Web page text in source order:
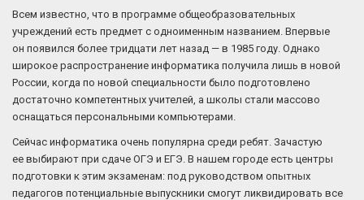
Всем известно, что в программе общеобразовательных
учреждений есть предмет с одноименным названием. Впервые
он появился более тридцати лет назад — в 1985 году. Однако
широкое распространение информатика получила лишь в новой
России, когда по новой специальности было подготовлено
достаточно компетентных учителей, а школы стали массово
оснащаться персональными компьютерами.
Сейчас информатика очень популярна среди ребят. Зачастую
ее выбирают при сдаче ОГЭ и ЕГЭ. В нашем городе есть центры
подготовки к этим экзаменам: под руководством опытных
педагогов потенциальные выпускники смогут ликвидировать все